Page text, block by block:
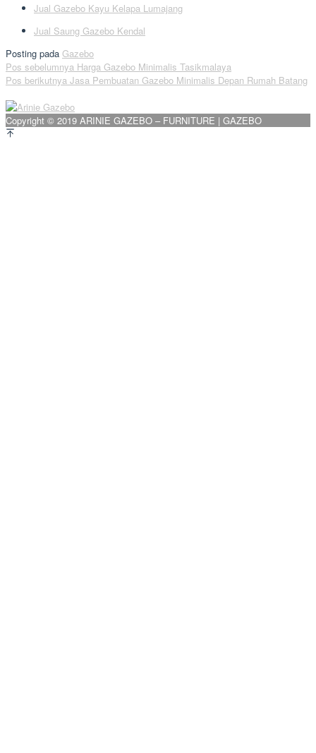
Jual Gazebo Kayu Kelapa Lumajang
Jual Saung Gazebo Kendal
Posting pada Gazebo
Navigasi
pos
Pos sebelumnya Harga Gazebo Minimalis Tasikmalaya
Pos berikutnya Jasa Pembuatan Gazebo Minimalis Depan Rumah Batang
Copyright © 2019 ARINIE GAZEBO – FURNITURE | GAZEBO